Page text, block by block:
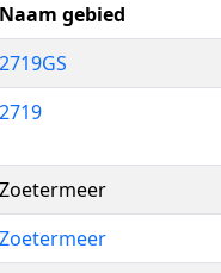
Naam gebied
2719GS
2719
Zoetermeer
Zoetermeer